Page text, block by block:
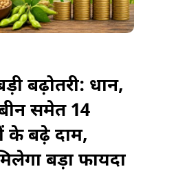
दाम
में
बढ़ोतरी: धान,
समेत 14
के बढ़े दाम,
बड़ा फायदा